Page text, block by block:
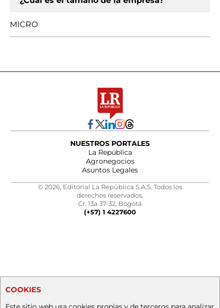
MICRO
NUESTROS PORTALES
La República
Agronegocios
Asuntos Legales
© 2026, Editorial La República S.A.S. Todos los
derechos reservados.
Cr. 13a 37-32, Bogotá
(+57) 1 4227600
COOKIES